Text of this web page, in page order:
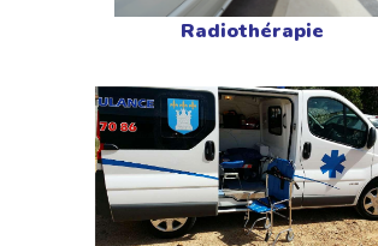
Radiothérapie